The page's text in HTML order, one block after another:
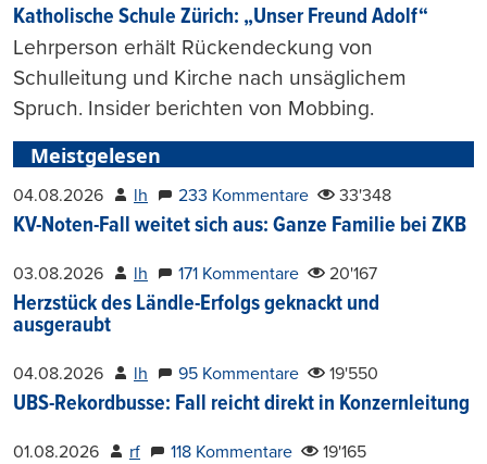
Katholische Schule Zürich: „Unser Freund Adolf“
Lehrperson erhält Rückendeckung von
Schulleitung und Kirche nach unsäglichem
Spruch. Insider berichten von Mobbing.
Meistgelesen
04.08.2026 lh 233 Kommentare 33'348
KV-Noten-Fall weitet sich aus: Ganze Familie bei ZKB
03.08.2026 lh 171 Kommentare 20'167
Herzstück des Ländle-Erfolgs geknackt und
ausgeraubt
04.08.2026 lh 95 Kommentare 19'550
UBS-Rekordbusse: Fall reicht direkt in Konzernleitung
01.08.2026 rf 118 Kommentare 19'165